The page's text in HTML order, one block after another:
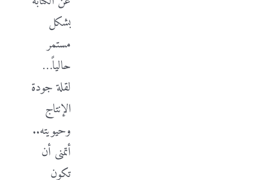
بشكل
مستمر
حالياً…
لقلة جودة
الإنتاج
وحيويته..
أتمنى أن
تكون